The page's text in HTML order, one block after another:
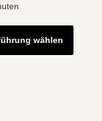
wählen
weist